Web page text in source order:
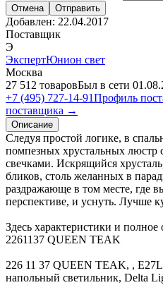
Отмена Отправить
Добавлен: 22.04.2017
Поставщик
Э
ЭкспертЮнион свет
Москва
27 512 товаровБыл в сети
+7 (495) 727-14-91Профиль
поставщика →
Описание
Следуя простой логике, в
помпезных хрустальных
свечками. Искрящийся
бликов, столь желанных в
раздражающе в том месте, где
перспективе, и уснуть. Лучше
Здесь характеристики и
2261137 QUEEN TEAK
226 11 37 QUEEN TEAK, ,
напольный светильник, Delta